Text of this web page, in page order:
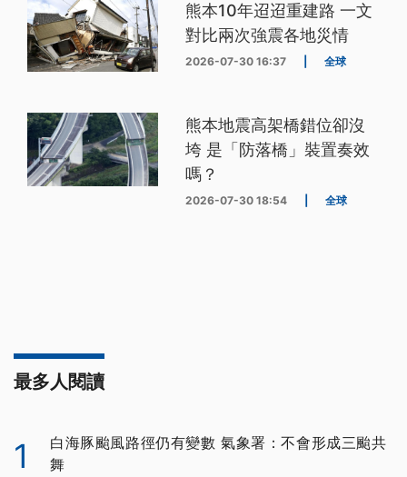
熊本10年迢迢重建路 一文
對比兩次強震各地災情
2026-07-30 16:37 全球
熊本地震高架橋錯位卻沒
垮 是「防落橋」裝置奏效
嗎？
2026-07-30 18:54 全球
最多人閱讀
1
白海豚颱風路徑仍有變數 氣象署：不會形成三颱共
舞